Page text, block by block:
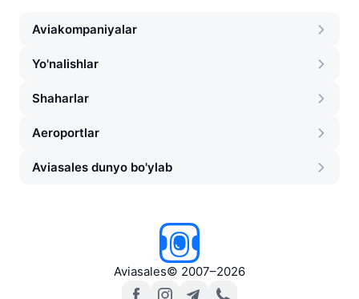
Aviakompaniyalar
Yo'nalishlar
Shaharlar
Aeroportlar
Aviasales dunyo bo'ylab
Aviasales© 2007–2026